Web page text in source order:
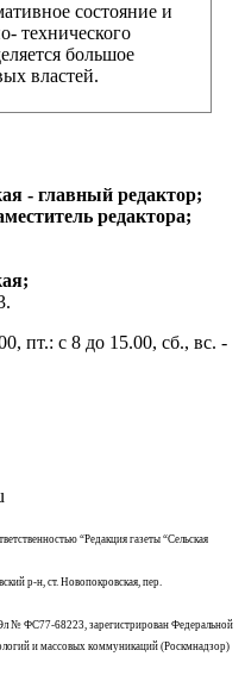
состояние и
технического
большое
властей.
- главный редактор;
редактора;
пт.: с 8 до 15.00, сб., вс. -
“Редакция газеты “Сельская
р-н, ст. Новопокровская, пер.
№ ФС77-68223, зарегистрирован Федеральной
и массовых коммуникаций (Роскмнадзор)